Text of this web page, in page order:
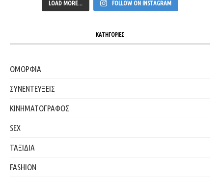
LOAD MORE... FOLLOW ON INSTAGRAM
ΚΑΤΗΓΟΡΙΕΣ
ΟΜΟΡΦΙΑ
ΣΥΝΕΝΤΕΥΞΕΙΣ
ΚΙΝΗΜΑΤΟΓΡΑΦΟΣ
SEX
ΤΑΞΙΔΙΑ
FASHION